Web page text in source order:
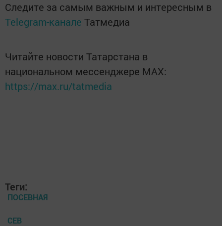
Следите за самым важным и интересным в
Telegram-канале Татмедиа
Читайте новости Татарстана в
национальном мессенджере MАХ:
https://max.ru/tatmedia
Теги:
ПОСЕВНАЯ
СЕВ